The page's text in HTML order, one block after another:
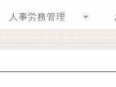
人事労務管理